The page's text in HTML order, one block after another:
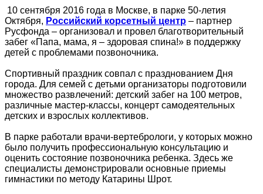
10 сентября 2016 года в Москве, в парке 50-летия
Октября, Российский корсетный центр – партнер
Русфонда – организовал и провел благотворительный
забег «Папа, мама, я – здоровая спина!» в поддержку
детей с проблемами позвоночника.
Спортивный праздник совпал с празднованием Дня
города. Для семей с детьми организаторы подготовили
множество развлечений: детский забег на 100 метров,
различные мастер-классы, концерт самодеятельных
детских и взрослых коллективов.
В парке работали врачи-вертебрологи, у которых можно
было получить профессиональную консультацию и
оценить состояние позвоночника ребенка. Здесь же
специалисты демонстрировали основные приемы
гимнастики по методу Катарины Шрот.